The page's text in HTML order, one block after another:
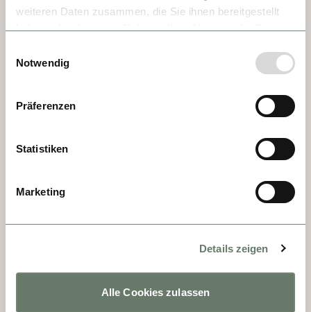
weiteren Daten zusammen, die Sie ihnen bereitgestellt
haben oder die sie im Rahmen Ihrer Nutzung der Dienste
Notwendig
Präferenzen
Statistiken
Marketing
Details zeigen
Alle Cookies zulassen
coronarse en Lyon y levantar un palacio en
Avignon. Un verdadero monumento.
Esta joya de la Provenza está rodeada por